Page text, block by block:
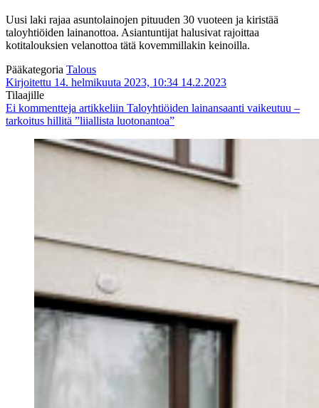
Uusi laki rajaa asuntolainojen pituuden 30 vuoteen ja kiristää
taloyhtiöiden lainanottoa. Asiantuntijat halusivat rajoittaa
kotitalouksien velanottoa tätä kovemmillakin keinoilla.
Pääkategoria Talous
Kirjoitettu 14. helmikuuta 2023, 10:34 14.2.2023
Tilaajille
Ei kommentteja artikkeliin Taloyhtiöiden lainansaanti vaikeutuu –
tarkoitus hillitä ”liiallista luotonantoa”